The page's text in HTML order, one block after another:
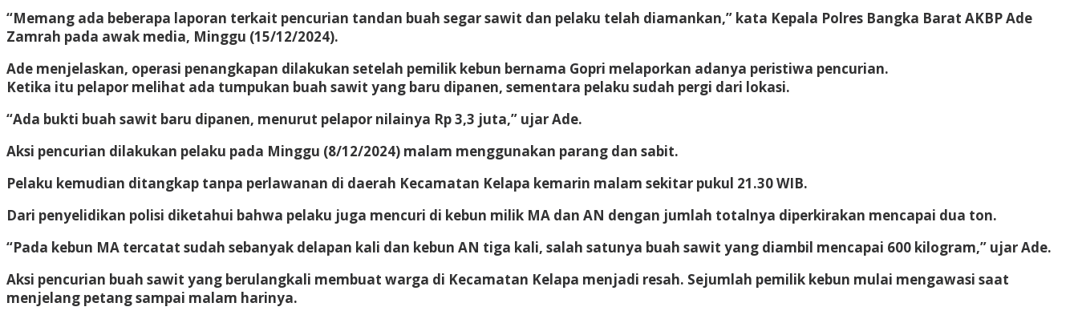
“Memang ada beberapa laporan terkait pencurian tandan buah segar sawit dan pelaku telah diamankan,” kata Kepala Polres Bangka Barat AKBP Ade
Zamrah pada awak media, Minggu (15/12/2024).
Ade menjelaskan, operasi penangkapan dilakukan setelah pemilik kebun bernama Gopri melaporkan adanya peristiwa pencurian.
Ketika itu pelapor melihat ada tumpukan buah sawit yang baru dipanen, sementara pelaku sudah pergi dari lokasi.
“Ada bukti buah sawit baru dipanen, menurut pelapor nilainya Rp 3,3 juta,” ujar Ade.
Aksi pencurian dilakukan pelaku pada Minggu (8/12/2024) malam menggunakan parang dan sabit.
Pelaku kemudian ditangkap tanpa perlawanan di daerah Kecamatan Kelapa kemarin malam sekitar pukul 21.30 WIB.
Dari penyelidikan polisi diketahui bahwa pelaku juga mencuri di kebun milik MA dan AN dengan jumlah totalnya diperkirakan mencapai dua ton.
“Pada kebun MA tercatat sudah sebanyak delapan kali dan kebun AN tiga kali, salah satunya buah sawit yang diambil mencapai 600 kilogram,” ujar Ade.
Aksi pencurian buah sawit yang berulangkali membuat warga di Kecamatan Kelapa menjadi resah. Sejumlah pemilik kebun mulai mengawasi saat
menjelang petang sampai malam harinya.